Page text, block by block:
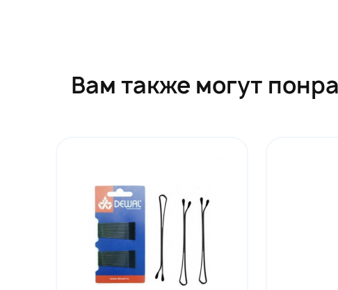
Вам также могут